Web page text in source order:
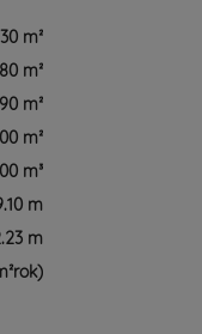
m²
m²
m²
m²
m³
m
m